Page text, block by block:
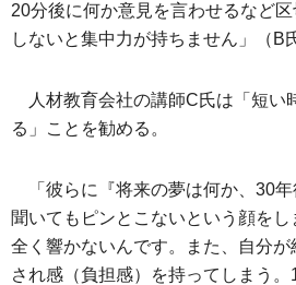
20分後に何か意見を言わせるなど
しないと集中力が持ちません」（B
人材教育会社の講師C氏は「短い
る」ことを勧める。
「彼らに『将来の夢は何か、30
聞いてもピンとこないという顔を
全く響かないんです。また、自分
され感（負担感）を持ってしまう